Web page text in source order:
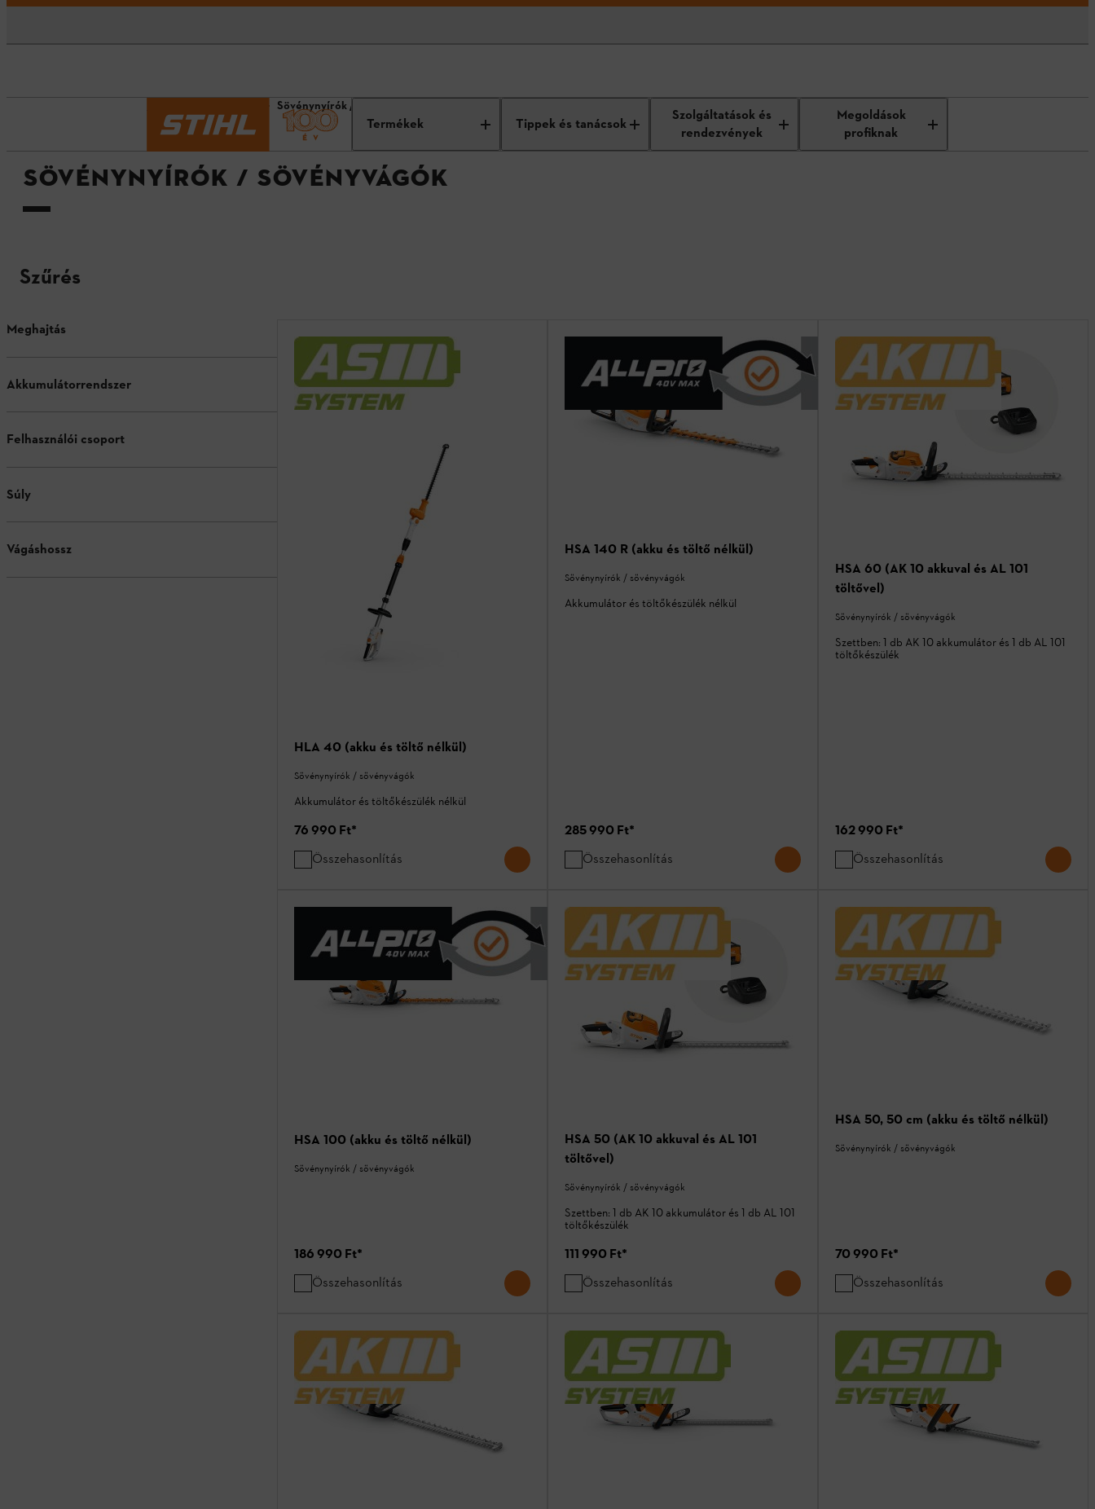
Termékek Tippek és tanácsok
Szolgáltatások és
rendezvények
Megoldások
profiknak
Sövénynyírók / sövényvágók
SÖVÉNYNYÍRÓK / SÖVÉNYVÁGÓK
Szűrés
Meghajtás
Akkumulátorrendszer
Felhasználói csoport
Súly
Vágáshossz
HLA 40 (akku és töltő nélkül)
Sövénynyírók / sövényvágók
Akkumulátor és töltőkészülék nélkül
76 990 Ft*
Összehasonlítás
HSA 140 R (akku és töltő nélkül)
Sövénynyírók / sövényvágók
Akkumulátor és töltőkészülék nélkül
285 990 Ft*
Összehasonlítás
HSA 60 (AK 10 akkuval és AL 101
töltővel)
Sövénynyírók / sövényvágók
Szettben: 1 db AK 10 akkumulátor és 1 db AL 101
töltőkészülék
162 990 Ft*
Összehasonlítás
HSA 100 (akku és töltő nélkül)
Sövénynyírók / sövényvágók
186 990 Ft*
Összehasonlítás
HSA 50 (AK 10 akkuval és AL 101
töltővel)
Sövénynyírók / sövényvágók
Szettben: 1 db AK 10 akkumulátor és 1 db AL 101
töltőkészülék
111 990 Ft*
Összehasonlítás
HSA 50, 50 cm (akku és töltő nélkül)
Sövénynyírók / sövényvágók
70 990 Ft*
Összehasonlítás